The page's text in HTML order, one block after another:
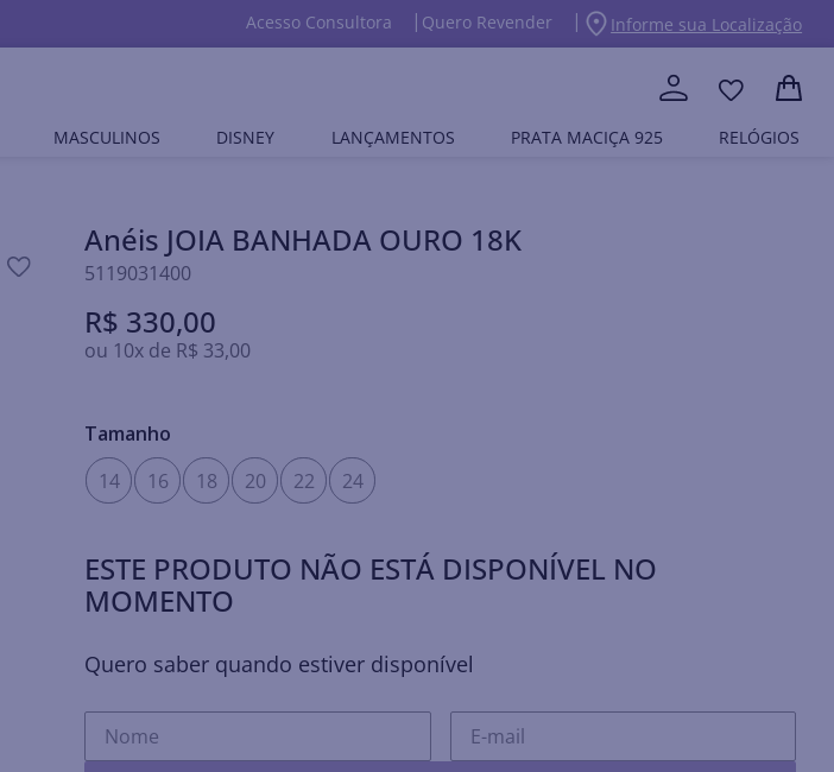
Acesso Consultora Quero Revender Informe sua Localização
MASCULINOS DISNEY LANÇAMENTOS PRATA MACIÇA 925 RELÓGIOS
Anéis JOIA BANHADA OURO 18K
5119031400
R$ 330,00
ou 10x de R$ 33,00
Tamanho
14
16 18 20 22 24
ESTE PRODUTO NÃO ESTÁ DISPONÍVEL NO
MOMENTO
Quero saber quando estiver disponível